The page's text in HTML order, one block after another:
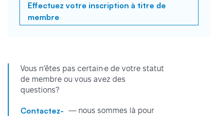
Effectuez votre inscription à titre de
membre
Vous n’êtes pas certain·e de votre statut
de membre ou vous avez des
questions?
Contactez-
— nous sommes là pour